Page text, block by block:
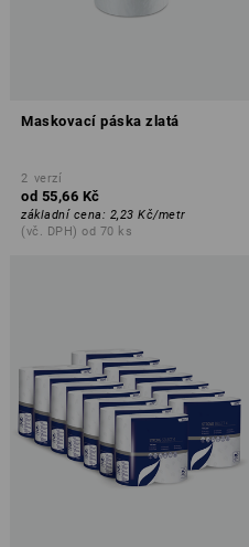
Maskovací páska zlatá
2 verzí
od 55,66 Kč
základní cena: 2,23 Kč/metr
(vč. DPH) od 70 ks